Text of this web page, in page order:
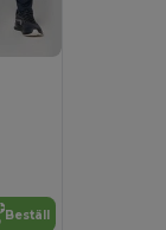
Beställ